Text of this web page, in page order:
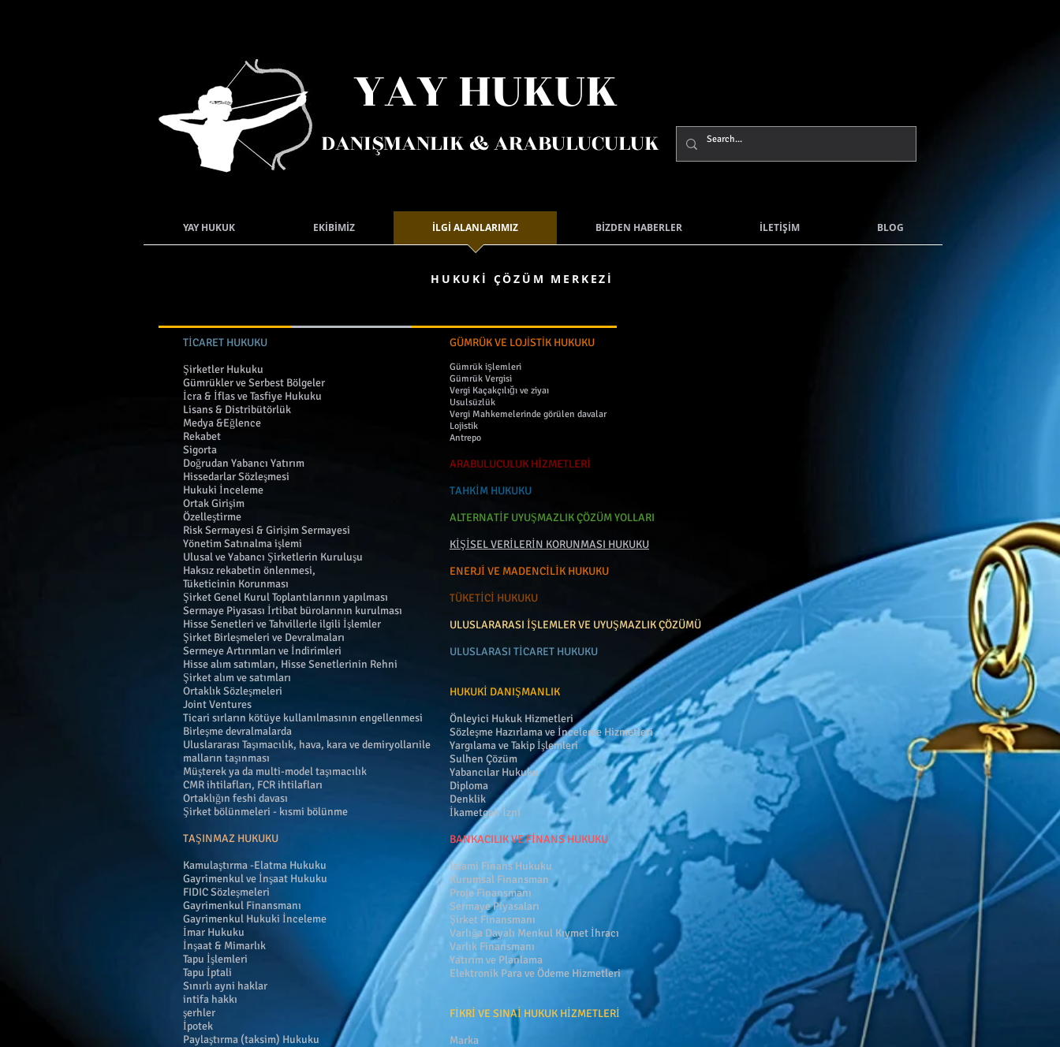
YAY HUKUK
DANIŞMANLIK & ARABULUCULUK
YAY HUKUK EKİBİMİZ İLGİ ALANLARIMIZ BİZDEN HABERLER İLETİŞİM BLOG
HUKUKİ ÇÖZÜM MERKEZİ
TİCARET HUKUKU
Şirketler Hukuku
Gümrükler ve Serbest Bölgeler
İcra & İflas ve Tasfiye Hukuku
Lisans & Distribütörlük
Medya &Eğlence
Rekabet
Sigorta
Doğrudan Yabancı Yatırım
Hissedarlar Sözleşmesi
Hukuki İnceleme
Ortak Girişim
Özelleştirme
Risk Sermayesi & Girişim Sermayesi
Yönetim Satınalma işlemi
Ulusal ve Yabancı Şirketlerin Kuruluşu
Haksız rekabetin önlenmesi,
Tüketicinin Korunması
Şirket Genel Kurul Toplantılarının yapılması
Sermaye Piyasası İrtibat bürolarının kurulması
Hisse Senetleri ve Tahvillerle ilgili İşlemler
Şirket Birleşmeleri ve Devralmaları
Sermeye Artırımları ve İndirimleri
Hisse alım satımları, Hisse Senetlerinin Rehni
Şirket alım ve satımları
Ortaklık Sözleşmeleri
Joint Ventures
Ticari sırların kötüye kullanılmasının engellenmesi
Birleşme devralmalarda
Uluslararası Taşımacılık, hava, kara ve demiryollarıile
malların taşınması
Müşterek ya da multi-model taşımacılık
CMR ihtilafları, FCR ihtilafları
Ortaklığın feshi davası
Şirket bölünmeleri - kısmi bölünme
TAŞINMAZ HUKUKU
Kamulaştırma -Elatma Hukuku
Gayrimenkul ve İnşaat Hukuku
FIDIC Sözleşmeleri
Gayrimenkul Finansmanı
Gayrimenkul Hukuki İnceleme
İmar Hukuku
İnşaat & Mimarlık
Tapu İşlemleri
Tapu İptali
Sınırlı ayni haklar
intifa hakkı
şerhler
İpotek
Paylaştırma (taksim) Hukuku
GÜMRÜK VE LOJİSTİK HUKUKU
Gümrük işlemleri
Gümrük Vergisi
Vergi Kaçakçılığı ve ziyaı
Usulsüzlük
Vergi Mahkemelerinde görülen davalar
Lojistik
Antrepo
ARABULUCULUK HİZMETLERİ
TAHKİM HUKUKU
ALTERNATİF UYUŞMAZLIK ÇÖZÜM YOLLARI
KİŞİSEL VERİLERİN KORUNMASI HUKUKU
ENERJİ VE MADENCİLİK HUKUKU
TÜKETİCİ HUKUKU
ULUSLARARASI İŞLEMLER VE UYUŞMAZLIK ÇÖZÜMÜ
ULUSLARASI TİCARET HUKUKU
HUKUKİ DANIŞMANLIK
Önleyici Hukuk Hizmetleri
Sözleşme Hazırlama ve İnceleme Hizmetleri
Yargılama ve Takip İşlemleri
Sulhen Çözüm
Yabancılar Hukuku
Diploma
Denklik
İkametgah İzni
BANKACILIK VE FİNANS HUKUKU
İslami Finans Hukuku
Kurumsal Finansman
Proje Finansmanı
Sermaye Piyasaları
Şirket Finansmanı
Varlığa Dayalı Menkul Kıymet İhracı
Varlık Finansmanı
Yatırım ve Planlama
Elektronik Para ve Ödeme Hizmetleri
FİKRİ VE SINAİ HUKUK HİZMETLERİ
Marka